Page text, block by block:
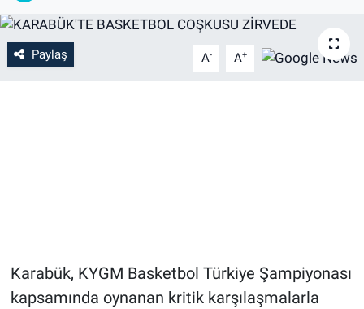
Paylaş A- A+
Karabük, KYGM Basketbol Türkiye Şampiyonası
kapsamında oynanan kritik karşılaşmalarla